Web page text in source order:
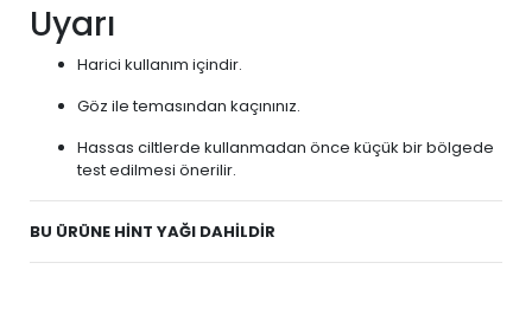
Uyarı
Harici kullanım içindir.
Göz ile temasından kaçınınız.
Hassas ciltlerde kullanmadan önce küçük bir bölgede
test edilmesi önerilir.
BU ÜRÜNE HİNT YAĞI DAHİLDİR